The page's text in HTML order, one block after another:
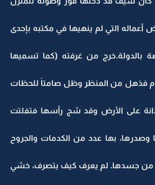
أعماله التي لم ينهيها في مكتبه بإحدى
بالدولة.خرج من غرفته (كما تسميها
فذهل من المنظر وظل صامتاَ للحظات
على الأرض وقد شج رأسها فتفلتت
وصدرها، بها عدد من الكدمات والجروح
من جسدها. لم يعرف كيف يتصرف، خشي